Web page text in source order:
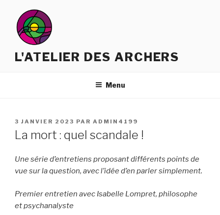
contenu
principal
L'ATELIER DES ARCHERS
Menu
PUBLIÉ
LE
3 JANVIER 2023 PAR ADMIN4199
La mort : quel scandale !
Une série d’entretiens proposant différents points de
vue sur la question, avec l’idée d’en parler simplement.
Premier entretien avec Isabelle Lompret, philosophe
et psychanalyste